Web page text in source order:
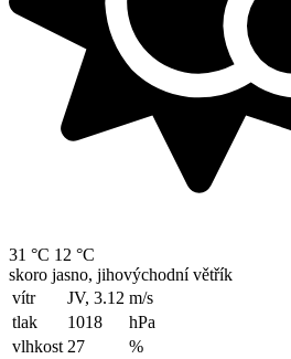
31 °C 12 °C
skoro jasno, jihovýchodní větřík
vítr
JV, 3.12 m/s
tlak
1018
hPa
vlhkost 27
%